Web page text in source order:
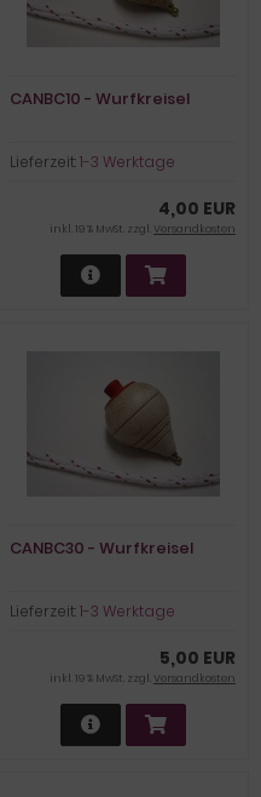
CANBC10 - Wurfkreisel
Lieferzeit:1-3 Werktage
4,00 EUR
inkl. 19 % MwSt. zzgl.Versandkosten
CANBC30 - Wurfkreisel
Lieferzeit:1-3 Werktage
5,00 EUR
inkl. 19 % MwSt. zzgl.Versandkosten